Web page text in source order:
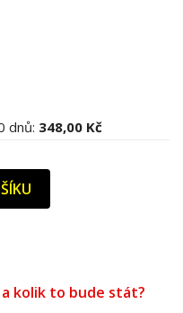
dnů: 348,00 Kč
kolik to bude stát?